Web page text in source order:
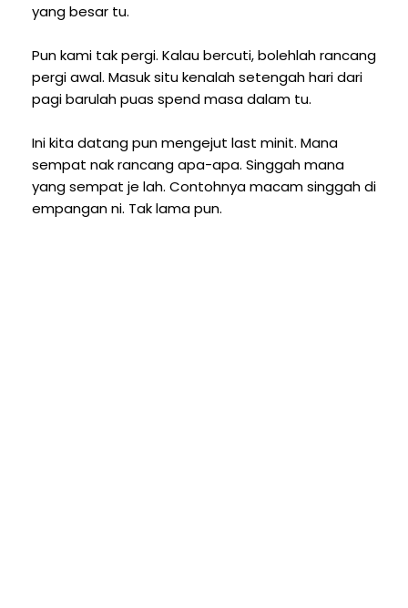
yang besar tu.
Pun kami tak pergi. Kalau bercuti, bolehlah rancang
pergi awal. Masuk situ kenalah setengah hari dari
pagi barulah puas spend masa dalam tu.
Ini kita datang pun mengejut last minit. Mana
sempat nak rancang apa-apa. Singgah mana
yang sempat je lah. Contohnya macam singgah di
empangan ni. Tak lama pun.